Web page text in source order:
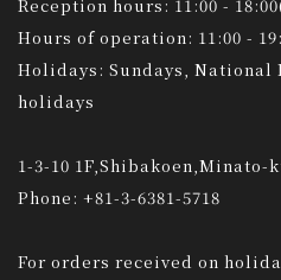
Reception hours: 11:00 -
Hours of operation: 11:00 -
Holidays: Sundays,
holidays
1-3-10 1F,Shibakoen,Minato-
Phone: +81-3-6381-5718
For orders received on